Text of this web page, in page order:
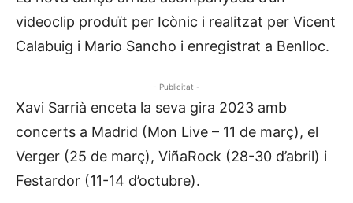
videoclip produït per Icònic i realitzat per Vicent
Calabuig i Mario Sancho i enregistrat a Benlloc.
- Publicitat -
Xavi Sarrià enceta la seva gira 2023 amb
concerts a Madrid (Mon Live – 11 de març), el
Verger (25 de març), ViñaRock (28-30 d’abril) i
Festardor (11-14 d’octubre).